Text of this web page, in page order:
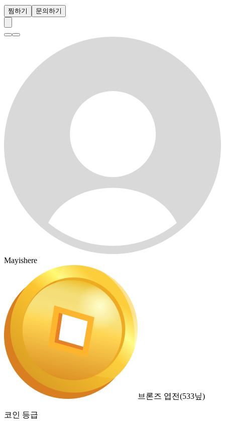
찜하기 문의하기
Mayishere
브론즈 엽전(533닢)
코인 등급